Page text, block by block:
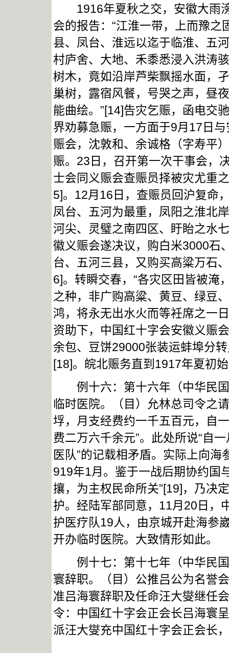
1916年夏秋之交，安徽大雨滂
会的报告：“江淮一带，上而豫
县、凤台、淮远以迄于临淮、五
村庐舍、大地、禾黍悉浸入洪涛
树木，竟如沿岸芦柴飘摇水面，
巢树，露宿风餐，号哭之声，昼
能曲绘。”[14]告灾乞赈，函电交
界劝募急赈，一方面于9月17日
赈会，沈敦和、余诚格（字寿平
赈。23日，召开第一次干事会，
士会同义赈会查赈员择被灾尤重
5]。12月16日，查赈员回沪复命
凤台、五河为最重，凤阳之淮北
河尖、灵璧之南四区、盱眙之水
徽义赈会遂决议，购白米3000石
台、五河三县，又购买高粱万石
6]。转瞬交春，“各灾区田皆被淹
之种，非广购高粱、黄豆、绿豆
鸿，将永无出水火而等衽席之一
资助下，中国红十字会安徽义赈
余包、豆饼29000张装运蚌埠分
[18]。皖北赈务直到1917年夏初
例十六：第十六年（中华民国
临时医院。（目）允林总司令之
垺，月支经费约一千五百元，自
费二万六千余元”。此处所说“自
医队”的记载相矛盾。实际上向
919年1月。鉴于一战后期协约国
攘，为主权民命所关”[19]，乃决
护。经陆军部同意，11月20日，
护医疗队19人，由京城开赴海参
开办临时医院。大致情形如此。
例十七：第十七年（中华民国
寰辞职。（目）公推吕公为名誉
准吕海寰辞职及任命汪大燮继任
令：中国红十字会正会长吕海寰
派汪大燮充中国红十字会正会长